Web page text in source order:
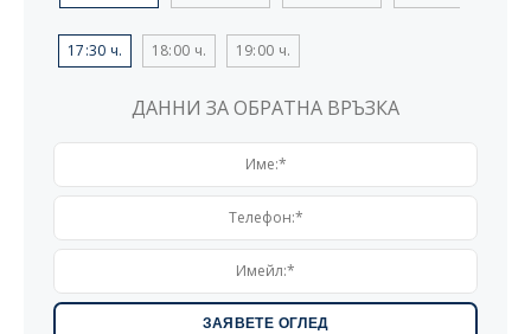
17:30 ч. 18:00 ч. 19:00 ч.
ДАННИ ЗА ОБРАТНА ВРЪЗКА